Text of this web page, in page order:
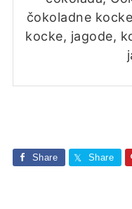
čokoladne
kocke, jagode,
Share Share